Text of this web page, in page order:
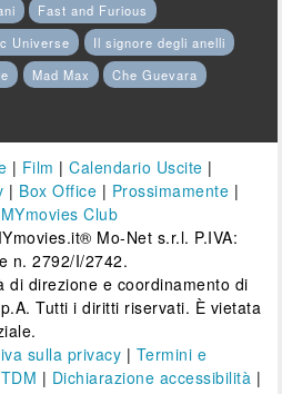
Fast and Furious
Universe
Il signore degli anelli
Mad Max
Che Guevara
| Film |Calendario Uscite |
| Box Office | Prossimamente |
MYmovies Club
Mo-Net s.r.l. P.IVA:
n. 2792/I/2742.
di direzione e coordinamento di
Tutti i diritti riservati. È vietata
sulla privacy | Termini e
| Dichiarazione accessibilità |